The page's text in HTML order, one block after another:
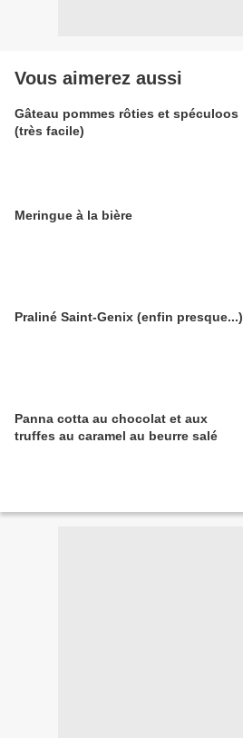
Vous aimerez aussi
Gâteau pommes rôties et spéculoos
(très facile)
Meringue à la bière
Praliné Saint-Genix (enfin presque...)
Panna cotta au chocolat et aux
truffes au caramel au beurre salé